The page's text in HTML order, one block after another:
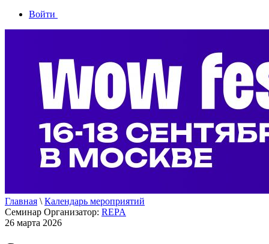
Войти
Главная \ Календарь мероприятий
Семинар Организатор: REPA
26 марта 2026